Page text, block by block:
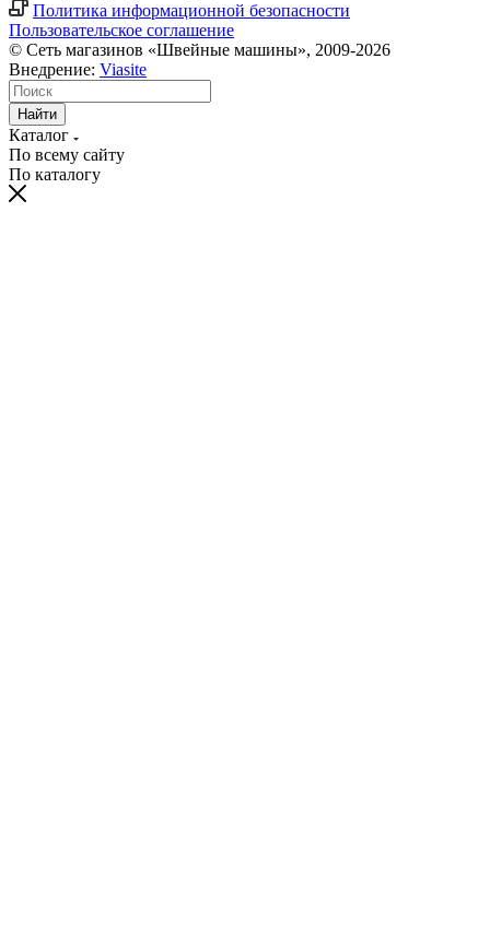
Политика информационной безопасности
Пользовательское соглашение
© Сеть магазинов «Швейные машины», 2009-2026
Внедрение: Viasite
Найти
Каталог
По всему сайту
По каталогу